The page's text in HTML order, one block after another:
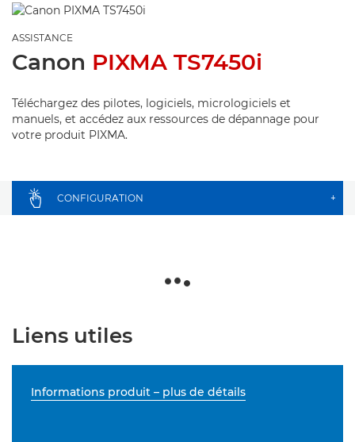
ASSISTANCE
Canon PIXMA TS7450i
Téléchargez des pilotes, logiciels, micrologiciels et
manuels, et accédez aux ressources de dépannage pour
votre produit PIXMA.
CONFIGURATION +
Liens utiles
Informations produit – plus de détails